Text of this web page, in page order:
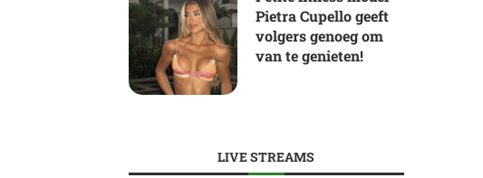
Pietra Cupello geeft
volgers genoeg om
van te genieten!
LIVE STREAMS